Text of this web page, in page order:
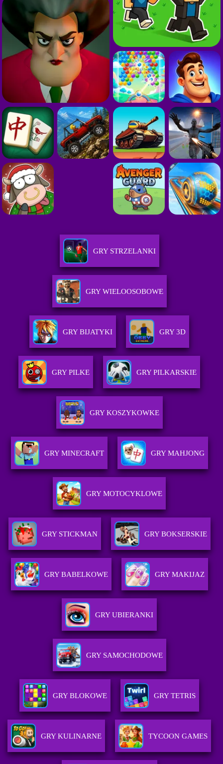
GRY STRZELANKI
GRY WIELOOSOBOWE
GRY BIJATYKI GRY 3D
GRY PILKE GRY PILKARSKIE
GRY KOSZYKOWKE
GRY MINECRAFT GRY MAHJONG
GRY MOTOCYKLOWE
GRY STICKMAN GRY BOKSERSKIE
GRY BABELKOWE GRY MAKIJAZ
GRY UBIERANKI
GRY SAMOCHODOWE
GRY BLOKOWE GRY TETRIS
GRY KULINARNE TYCOON GAMES